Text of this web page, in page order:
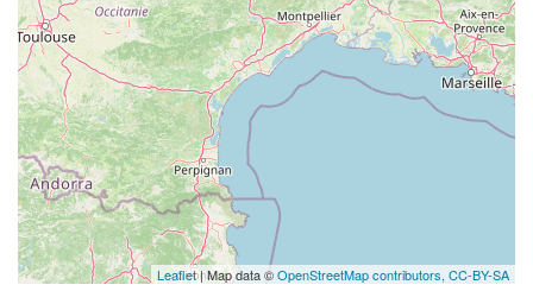
Leaflet| Map data ©OpenStreetMap contributors, CC-BY-SA